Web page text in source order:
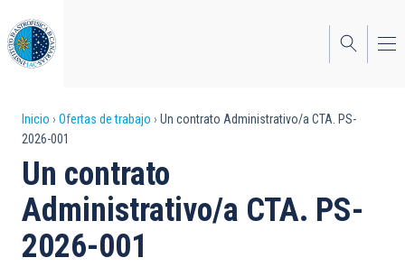
al
contenido
principal
Sobrescribir
enlaces
de
ayuda
a
Inicio Ofertas de trabajo
Un contrato Administrativo/a CTA. PS-
2026-001
Un contrato
Administrativo/a CTA. PS-
2026-001